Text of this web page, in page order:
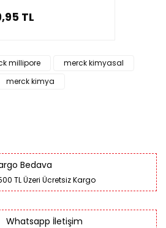
TL
millipore
merck kimyasal
merck kimya
Bedava
TL Üzeri Ücretsiz Kargo
Whatsapp İletişim